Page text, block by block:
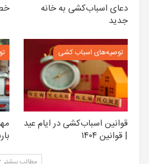
دعای اسباب‌کشی به خانه
جدید
توصیه‌های اسباب کشی
قوانین اسباب‌کشی در ایام عید
| قوانین ۱۴۰۴